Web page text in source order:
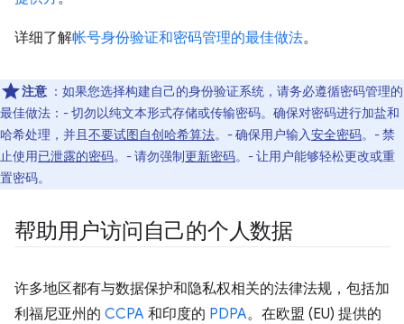
详细了解帐号身份验证和密码管理的最佳做法。
注意 ：如果您选择构建自己的身份验证系统，请务必遵循密码管理的
最佳做法：- 切勿以纯文本形式存储或传输密码。确保对密码进行加盐和
哈希处理，并且不要试图自创哈希算法。- 确保用户输入安全密码。- 禁
止使用已泄露的密码。- 请勿强制更新密码。- 让用户能够轻松更改或重
置密码。
帮助用户访问自己的个人数据
许多地区都有与数据保护和隐私权相关的法律法规，包括加
利福尼亚州的 CCPA 和印度的 PDPA。在欧盟 (EU) 提供的